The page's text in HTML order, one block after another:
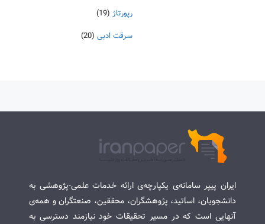
رپورتاژ (19)
سرقت ادبی (20)
ایران پیپر سامانه‌ی یکپارچه‌ی ارائه خدمات علمی-پژوهشی به
دانشجویان، اساتید، پژوهشگران، محققین، صنعتگران و همه‌ی
آنهایی است که در مسیر تحقیقات خود نیازمند دسترسی به